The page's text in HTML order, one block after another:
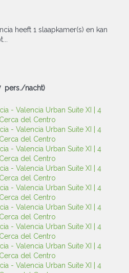
heeft 1 slaapkamer(s) en kan
pers./nacht)